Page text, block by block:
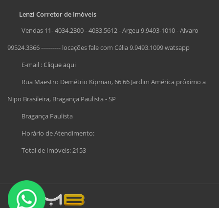
Lenzi Corretor de Imóveis
Vendas 11- 4034.2300 - 4033.5612 - Argeu 9.9493-1010 - Alvaro
99524.3366 ---------- locações fale com Célia 9.9493.1099 watsapp
E-mail :Clique aqui
Rua Maestro Demétrio Kipman, 66 66 Jardim América próximo a
Nipo Brasileira, Bragança Paulista - SP
Bragança Paulista
Horário de Atendimento:
Total de Imóveis: 2153